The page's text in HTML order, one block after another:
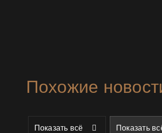
Похожие
Показать всё Показать